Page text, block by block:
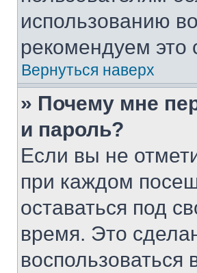
использованию
рекомендуем это
Вернуться наверх
» Почему мне
и пароль?
Если вы не
при каждом
оставаться под
время. Это